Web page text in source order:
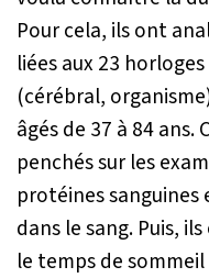
Pour cela, ils ont
liées aux 23
(cérébral,
âgés de 37 à 84
penchés sur les
protéines
dans le sang. Puis,
le temps de